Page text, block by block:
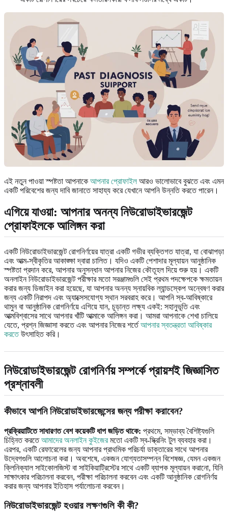
এই নতুন পাওয়া স্পষ্টতা আপনাকে আপনার প্রোফাইল আরও ভালোভাবে বুঝতে এবং এমন
একটি পরিবেশের জন্য দাবি জানাতে সাহায্য করে যেখানে আপনি উন্নতি করতে পারেন।
এগিয়ে যাওয়া: আপনার অনন্য নিউরোডাইভারজেন্ট
প্রোফাইলকে আলিঙ্গন করা
একটি নিউরোডাইভারজেন্ট রোগনির্ণয়ের যাত্রা একটি গভীর ব্যক্তিগত যাত্রা, যা বোঝাপড়া
এবং আত্ম-স্বীকৃতির আকাঙ্ক্ষা দ্বারা চালিত। যদিও একটি পেশাদার মূল্যায়ন আনুষ্ঠানিক
স্পষ্টতা প্রদান করে, আপনার অনুসন্ধান আপনার নিজের কৌতূহল দিয়ে শুরু হয়। একটি
অনলাইন নিউরোডাইভারজেন্ট পরীক্ষার মতো সরঞ্জামগুলি সেই প্রথম পদক্ষেপকে ক্ষমতায়ন
করার জন্য ডিজাইন করা হয়েছে, যা আপনার অনন্য স্নায়বিক ল্যান্ডস্কেপ অন্বেষণ করার
জন্য একটি নিরাপদ এবং অ্যাক্সেসযোগ্য স্থান সরবরাহ করে। আপনি স্ব-আবিষ্কারে
থামুন বা আনুষ্ঠানিক রোগনির্ণয়ে এগিয়ে যান, চূড়ান্ত লক্ষ্য একই: সহানুভূতি এবং
আত্মবিশ্বাসের সাথে আপনার খাঁটি আত্মাকে আলিঙ্গন করা। আমরা আপনাকে শেখা চালিয়ে
যেতে, প্রশ্ন জিজ্ঞাসা করতে এবং আপনার নিজের শর্তেআপনার স্বতন্ত্রতা আবিষ্কার
করতেউৎসাহিত করি।
নিউরোডাইভারজেন্ট রোগনির্ণয় সম্পর্কে প্রায়শই জিজ্ঞাসিত
প্রশ্নাবলী
কীভাবে আপনি নিউরোডাইভারজেন্সের জন্য পরীক্ষা করাবেন?
প্রক্রিয়াটিতে সাধারণত বেশ কয়েকটি ধাপ জড়িত থাকে: প্রথমে, সম্ভাব্য বৈশিষ্ট্যগুলি
চিহ্নিত করতেআমাদের অনলাইন কুইজেরমতো একটি স্ব-স্ক্রিনিং টুল ব্যবহার করা।
এরপর, একটি রেফারেলের জন্য আপনার প্রাথমিক পরিচর্যা ডাক্তারের সাথে আপনার
উদ্বেগগুলি আলোচনা করা। অবশেষে, একজন যোগ্যতাসম্পন্ন বিশেষজ্ঞ, যেমন একজন
ক্লিনিক্যাল সাইকোলজিস্ট বা সাইকিয়াট্রিস্টের সাথে একটি ব্যাপক মূল্যায়ন করানো, যিনি
সাক্ষাৎকার পরিচালনা করবেন, পরীক্ষা পরিচালনা করবেন এবং একটি আনুষ্ঠানিক রোগনির্ণয়
করার জন্য আপনার ইতিহাস পর্যালোচনা করবেন।
নিউরোডাইভারজেন্ট হওয়ার লক্ষণগুলি কী কী?